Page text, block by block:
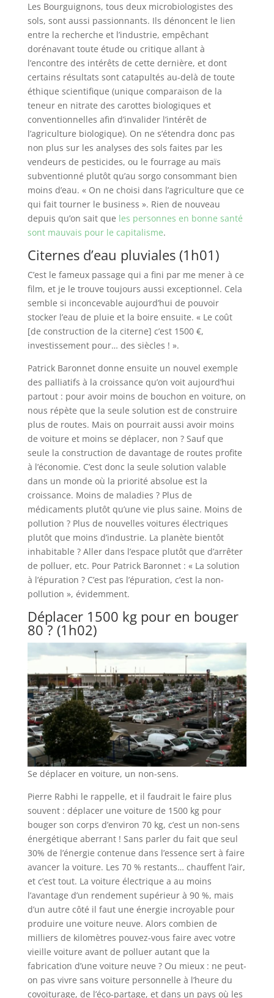
Les Bourguignons, tous deux microbiologistes des
sols, sont aussi passionnants. Ils dénoncent le lien
entre la recherche et l’industrie, empêchant
dorénavant toute étude ou critique allant à
l’encontre des intérêts de cette dernière, et dont
certains résultats sont catapultés au-delà de toute
éthique scientifique (unique comparaison de la
teneur en nitrate des carottes biologiques et
conventionnelles afin d’invalider l’intérêt de
l’agriculture biologique). On ne s’étendra donc pas
non plus sur les analyses des sols faites par les
vendeurs de pesticides, ou le fourrage au maïs
subventionné plutôt qu’au sorgo consommant bien
moins d’eau. « On ne choisi dans l’agriculture que ce
qui fait tourner le business ». Rien de nouveau
depuis qu’on sait que les personnes en bonne santé
sont mauvais pour le capitalisme.
Citernes d’eau pluviales (1h01)
C’est le fameux passage qui a fini par me mener à ce
film, et je le trouve toujours aussi exceptionnel. Cela
semble si inconcevable aujourd’hui de pouvoir
stocker l’eau de pluie et la boire ensuite. « Le coût
[de construction de la citerne] c’est 1500 €,
investissement pour… des siècles ! ».
Patrick Baronnet donne ensuite un nouvel exemple
des palliatifs à la croissance qu’on voit aujourd’hui
partout : pour avoir moins de bouchon en voiture, on
nous répète que la seule solution est de construire
plus de routes. Mais on pourrait aussi avoir moins
de voiture et moins se déplacer, non ? Sauf que
seule la construction de davantage de routes profite
à l’économie. C’est donc la seule solution valable
dans un monde où la priorité absolue est la
croissance. Moins de maladies ? Plus de
médicaments plutôt qu’une vie plus saine. Moins de
pollution ? Plus de nouvelles voitures électriques
plutôt que moins d’industrie. La planète bientôt
inhabitable ? Aller dans l’espace plutôt que d’arrêter
de polluer, etc. Pour Patrick Baronnet : « La solution
à l’épuration ? C’est pas l’épuration, c’est la non-
pollution », évidemment.
Déplacer 1500 kg pour en bouger
80 ? (1h02)
Se déplacer en voiture, un non-sens.
Pierre Rabhi le rappelle, et il faudrait le faire plus
souvent : déplacer une voiture de 1500 kg pour
bouger son corps d’environ 70 kg, c’est un non-sens
énergétique aberrant ! Sans parler du fait que seul
30% de l’énergie contenue dans l’essence sert à faire
avancer la voiture. Les 70 % restants… chauffent l’air,
et c’est tout. La voiture électrique a au moins
l’avantage d’un rendement supérieur à 90 %, mais
d’un autre côté il faut une énergie incroyable pour
produire une voiture neuve. Alors combien de
milliers de kilomètres pouvez-vous faire avec votre
vieille voiture avant de polluer autant que la
fabrication d’une voiture neuve ? Ou mieux : ne peut-
on pas vivre sans voiture personnelle à l’heure du
covoiturage, de l’éco-partage, et dans un pays où les